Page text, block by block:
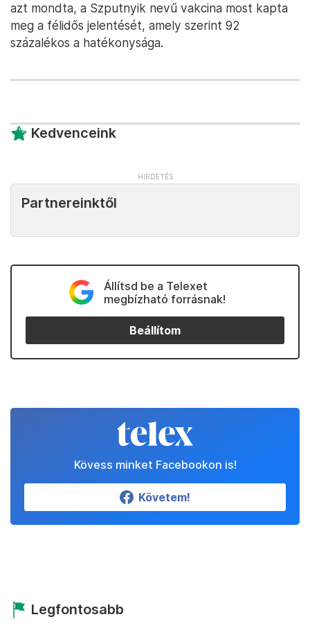
azt mondta, a Szputnyik nevű vakcina most kapta
meg a félidős jelentését, amely szerint 92
százalékos a hatékonysága.
Kedvenceink
Partnereinktől
Állítsd be a Telexet
megbízható forrásnak!
Beállítom
Kövess minket Facebookon is!
Követem!
Legfontosabb